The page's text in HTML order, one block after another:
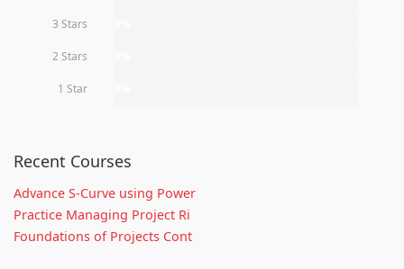
3 Stars
2 Stars
1 Star
Recent Courses
Advance S-Curve using Power
Practice Managing Project Ri
Foundations of Projects Cont